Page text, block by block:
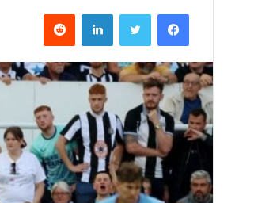
فيسبوك تويتر لينكدإن